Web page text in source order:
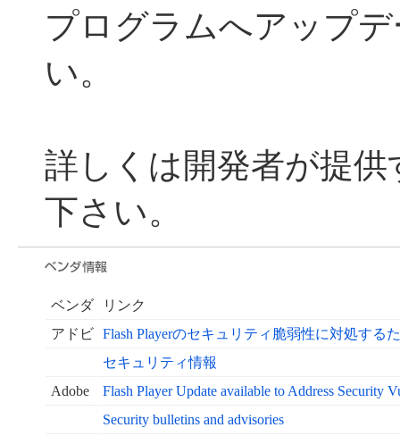
プログラムへアップ
い。
詳しくは開発者が提
下さい。
ベンダ
リンク
アドビ
Flash Playerのセキュリティ脆弱性に対処する
セキュリティ情報
Adobe
Flash Player Update available to Address Security
Security bulletins and advisories